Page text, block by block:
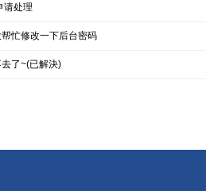
请处理
忙修改一下后台密码
了~(已解決)